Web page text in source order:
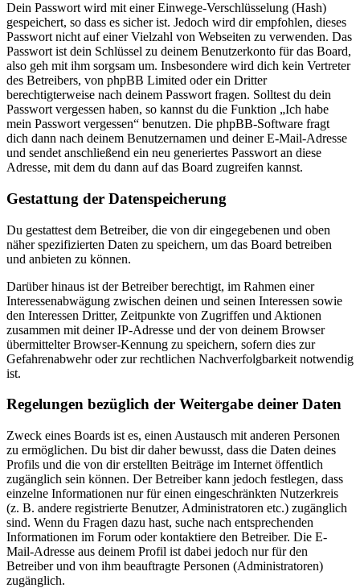
Dein Passwort wird mit einer Einwege-Verschlüsselung (Hash)
gespeichert, so dass es sicher ist. Jedoch wird dir empfohlen, dieses
Passwort nicht auf einer Vielzahl von Webseiten zu verwenden. Das
Passwort ist dein Schlüssel zu deinem Benutzerkonto für das Board,
also geh mit ihm sorgsam um. Insbesondere wird dich kein Vertreter
des Betreibers, von phpBB Limited oder ein Dritter
berechtigterweise nach deinem Passwort fragen. Solltest du dein
Passwort vergessen haben, so kannst du die Funktion „Ich habe
mein Passwort vergessen“ benutzen. Die phpBB-Software fragt
dich dann nach deinem Benutzernamen und deiner E-Mail-Adresse
und sendet anschließend ein neu generiertes Passwort an diese
Adresse, mit dem du dann auf das Board zugreifen kannst.
Gestattung der Datenspeicherung
Du gestattest dem Betreiber, die von dir eingegebenen und oben
näher spezifizierten Daten zu speichern, um das Board betreiben
und anbieten zu können.
Darüber hinaus ist der Betreiber berechtigt, im Rahmen einer
Interessenabwägung zwischen deinen und seinen Interessen sowie
den Interessen Dritter, Zeitpunkte von Zugriffen und Aktionen
zusammen mit deiner IP-Adresse und der von deinem Browser
übermittelter Browser-Kennung zu speichern, sofern dies zur
Gefahrenabwehr oder zur rechtlichen Nachverfolgbarkeit notwendig
ist.
Regelungen bezüglich der Weitergabe deiner Daten
Zweck eines Boards ist es, einen Austausch mit anderen Personen
zu ermöglichen. Du bist dir daher bewusst, dass die Daten deines
Profils und die von dir erstellten Beiträge im Internet öffentlich
zugänglich sein können. Der Betreiber kann jedoch festlegen, dass
einzelne Informationen nur für einen eingeschränkten Nutzerkreis
(z. B. andere registrierte Benutzer, Administratoren etc.) zugänglich
sind. Wenn du Fragen dazu hast, suche nach entsprechenden
Informationen im Forum oder kontaktiere den Betreiber. Die E-
Mail-Adresse aus deinem Profil ist dabei jedoch nur für den
Betreiber und von ihm beauftragte Personen (Administratoren)
zugänglich.